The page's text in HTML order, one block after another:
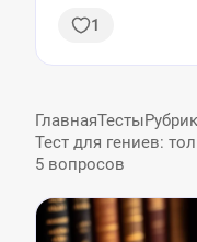
1
ГлавнаяТесты
Тест для гениев:
5 вопросов